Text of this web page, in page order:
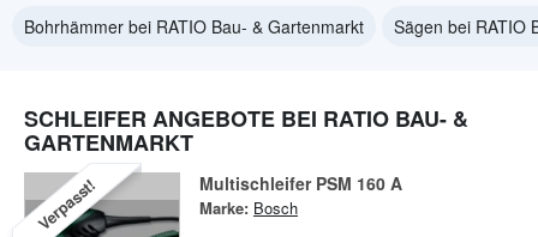
Bohrhämmer bei RATIO Bau- & Gartenmarkt
Sägen bei RATIO
SCHLEIFER ANGEBOTE BEI RATIO BAU- &
GARTENMARKT
Verpasst! Multischleifer PSM 160 A
Marke: Bosch